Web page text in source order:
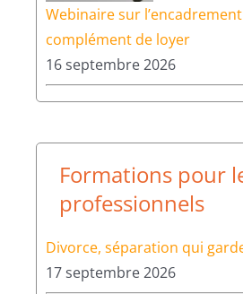
Webinaire sur
complément de loyer
16 septembre 2026
Formations pour
professionnels
Divorce, séparation qui
17 septembre 2026